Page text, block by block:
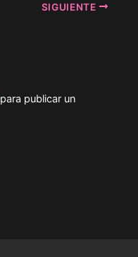
SIGUIENTE
para publicar un